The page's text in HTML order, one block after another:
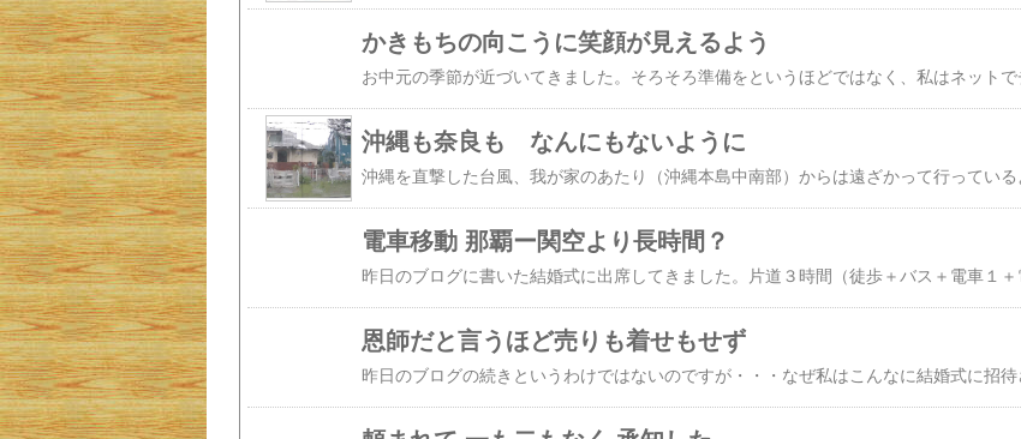
かきもちの向こうに笑顔が見えるよう
沖縄も奈良も なんにもないように
電車移動 那覇ー関空より長時間？
恩師だと言うほど売りも着せもせず